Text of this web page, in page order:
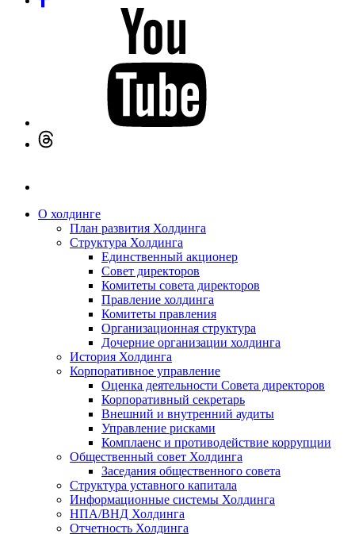
О холдинге
План развития Холдинга
Структура Холдинга
Единственный акционер
Совет директоров
Комитеты совета директоров
Правление холдинга
Комитеты правления
Организационная структура
Дочерние организации холдинга
История Холдинга
Корпоративное управление
Оценка деятельности Совета директоров
Корпоративный секретарь
Внешний и внутренний аудиты
Управление рисками
Комплаенс и противодействие коррупции
Общественный совет Холдинга
Заседания общественного совета
Структура уставного капитала
Информационные системы Холдинга
НПА/ВНД Холдинга
Отчетность Холдинга